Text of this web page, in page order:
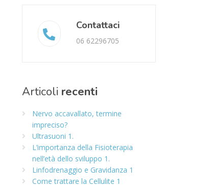
Contattaci
06 62296705
Articoli recenti
Nervo accavallato, termine
impreciso?
Ultrasuoni 1.
L’importanza della Fisioterapia
nell’età dello sviluppo 1.
Linfodrenaggio e Gravidanza 1
Come trattare la Cellulite 1